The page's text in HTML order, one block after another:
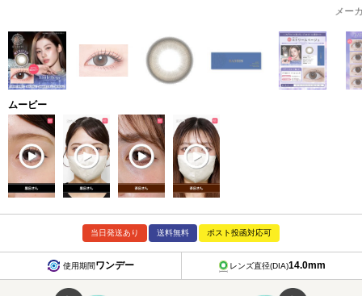
ムービー
当日発送あり 送料無料 ポスト投函対応可
使用期間ワンデー レンズ直径(DIA)14.0mm